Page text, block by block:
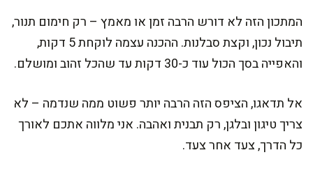
המתכון הזה לא דורש הרבה זמן או מאמץ – רק חימום תנור,
תיבול נכון, וקצת סבלנות. ההכנה עצמה לוקחת 5 דקות,
והאפייה בסך הכול עוד כ-30 דקות עד שהכל זהוב ומושלם.
אל תדאגו, הציפס הזה הרבה יותר פשוט ממה שנדמה – לא
צריך טיגון ובלגן, רק תבנית ואהבה. אני מלווה אתכם לאורך
כל הדרך, צעד אחר צעד.